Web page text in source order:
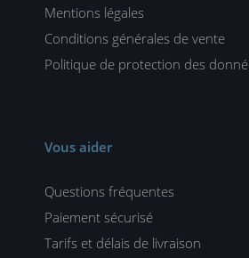
Mentions légales
Conditions générales de vente
Politique de protection des
Vous aider
Questions fréquentes
Paiement sécurisé
Tarifs et délais de livraison